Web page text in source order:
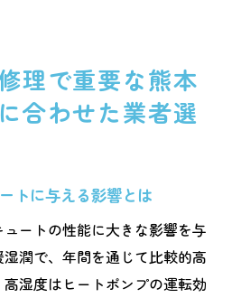
者選びで得られるメリット
用した業者評価の方法
べき業者の信頼性
24時間対応業者を選ぶ方法
見極めるポイント
ーを活用した業者選び
理で重要な熊本
合わせた業者選
トに与える影響とは
ートの性能に大きな影響を与
潤で、年間を通じて比較的高
湿度はヒートポンプの運転効